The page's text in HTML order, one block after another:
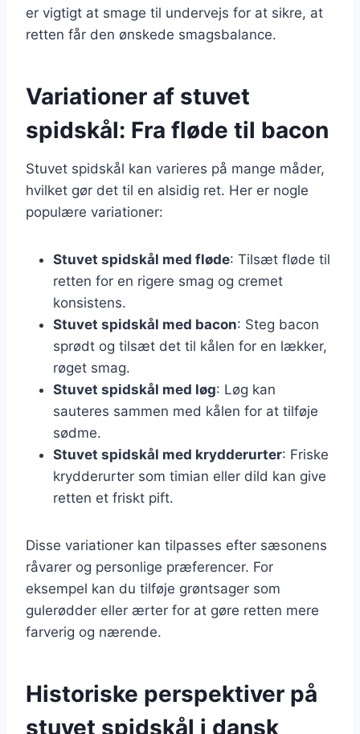
er vigtigt at smage til undervejs for at sikre, at
retten får den ønskede smagsbalance.
Variationer af stuvet
spidskål: Fra fløde til bacon
Stuvet spidskål kan varieres på mange måder,
hvilket gør det til en alsidig ret. Her er nogle
populære variationer:
Stuvet spidskål med fløde: Tilsæt fløde til
retten for en rigere smag og cremet
konsistens.
Stuvet spidskål med bacon: Steg bacon
sprødt og tilsæt det til kålen for en lækker,
røget smag.
Stuvet spidskål med løg: Løg kan
sauteres sammen med kålen for at tilføje
sødme.
Stuvet spidskål med krydderurter: Friske
krydderurter som timian eller dild kan give
retten et friskt pift.
Disse variationer kan tilpasses efter sæsonens
råvarer og personlige præferencer. For
eksempel kan du tilføje grøntsager som
gulerødder eller ærter for at gøre retten mere
farverig og nærende.
Historiske perspektiver på
stuvet spidskål i dansk